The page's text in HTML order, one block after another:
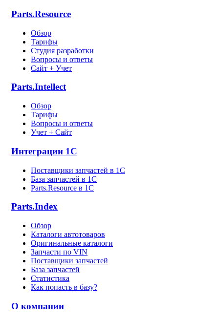
Parts.Resource
Обзор
Тарифы
Студия разработки
Вопросы и ответы
Сайт + Учет
Parts.Intellect
Обзор
Тарифы
Вопросы и ответы
Учет + Сайт
Интеграции 1С
Поставщики запчастей в 1C
База запчастей в 1С
Parts.Resource в 1C
Parts.Index
Обзор
Каталоги автотоваров
Оригинальные каталоги
Запчасти по VIN
Поставщики запчастей
База запчастей
Статистика
Как попасть в базу?
О компании